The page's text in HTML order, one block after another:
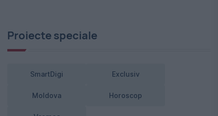
Proiecte speciale
SmartDigi Exclusiv
Moldova Horoscop